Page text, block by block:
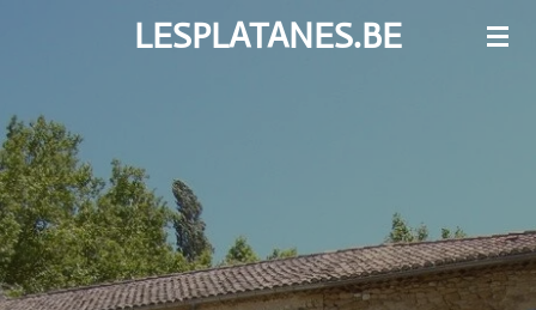
de
hoofdinhoud
LESPLATANES.BE